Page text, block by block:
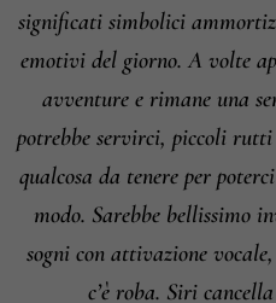
significati simbolici
emotivi del giorno. A volte
avventure e rimane una
potrebbe servirci, piccoli
qualcosa da tenere per
modo. Sarebbe bellissimo
sogni con attivazione
c’è roba. Siri